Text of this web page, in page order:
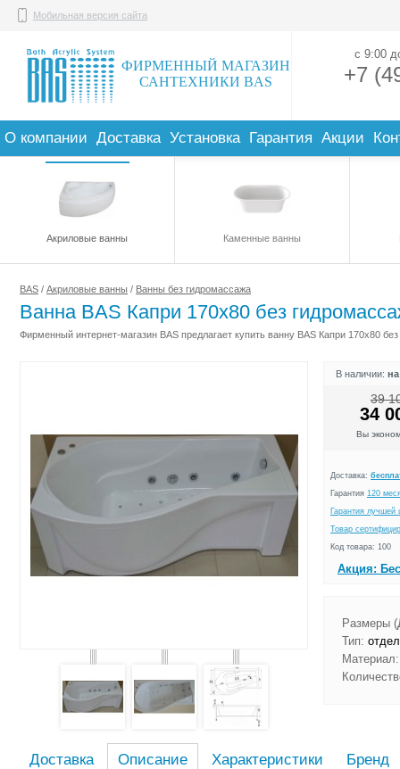
ФИРМЕННЫЙ МАГАЗИН
САНТЕХНИКИ BAS
Мобильная версия сайта
+7
с 9:00
О компании Доставка Установка Гарантия Акции
Акриловые ванны Каменные ванны
BAS / Акриловые ванны / Ванны без гидромассажа
Ванна BAS Капри 170х80 без
Фирменный интернет-магазин BAS предлагает купить ванну BAS Капри 170х80
В наличии:
39
34
Вы
Доставка:
Гарантия 120
Гарантия лучшей
Товар
Код товара: 100
Акция:
Размеры
Тип:
Материал:
Доставка Описание Характеристики Бренд